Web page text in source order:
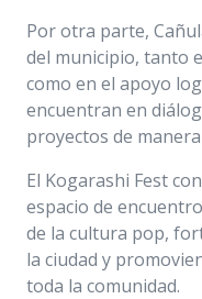
Por otra parte,
del municipio, tanto
como en el apoyo
encuentran en
proyectos de
El Kogarashi Fest
espacio de
de la cultura pop,
la ciudad y
toda la comunidad.